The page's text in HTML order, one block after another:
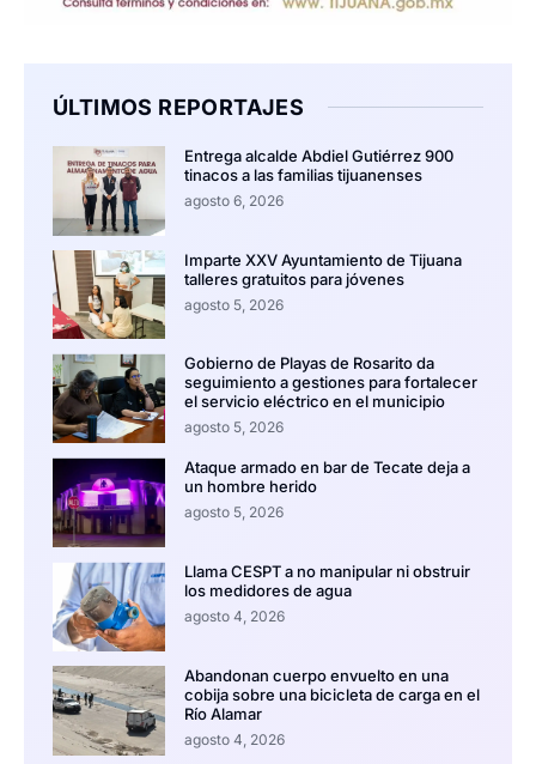
ÚLTIMOS REPORTAJES
Entrega alcalde Abdiel Gutiérrez 900
tinacos a las familias tijuanenses
agosto 6, 2026
Imparte XXV Ayuntamiento de Tijuana
talleres gratuitos para jóvenes
agosto 5, 2026
Gobierno de Playas de Rosarito da
seguimiento a gestiones para fortalecer
el servicio eléctrico en el municipio
agosto 5, 2026
Ataque armado en bar de Tecate deja a
un hombre herido
agosto 5, 2026
Llama CESPT a no manipular ni obstruir
los medidores de agua
agosto 4, 2026
Abandonan cuerpo envuelto en una
cobija sobre una bicicleta de carga en el
Río Alamar
agosto 4, 2026